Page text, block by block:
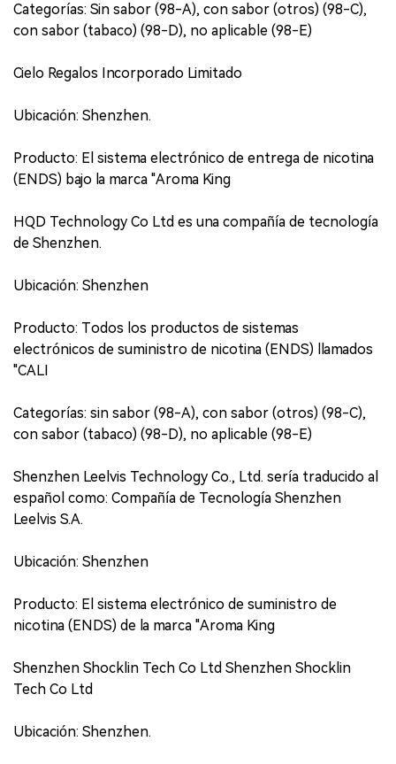
Categorías: Sin sabor (98-A), con sabor (otros) (98-C),
con sabor (tabaco) (98-D), no aplicable (98-E)
Cielo Regalos Incorporado Limitado
Ubicación: Shenzhen.
Producto: El sistema electrónico de entrega de nicotina
(ENDS) bajo la marca "Aroma King
HQD Technology Co Ltd es una compañía de tecnología
de Shenzhen.
Ubicación: Shenzhen
Producto: Todos los productos de sistemas
electrónicos de suministro de nicotina (ENDS) llamados
"CALI
Categorías: sin sabor (98-A), con sabor (otros) (98-C),
con sabor (tabaco) (98-D), no aplicable (98-E)
Shenzhen Leelvis Technology Co., Ltd. sería traducido al
español como: Compañía de Tecnología Shenzhen
Leelvis S.A.
Ubicación: Shenzhen
Producto: El sistema electrónico de suministro de
nicotina (ENDS) de la marca "Aroma King
Shenzhen Shocklin Tech Co Ltd Shenzhen Shocklin
Tech Co Ltd
Ubicación: Shenzhen.